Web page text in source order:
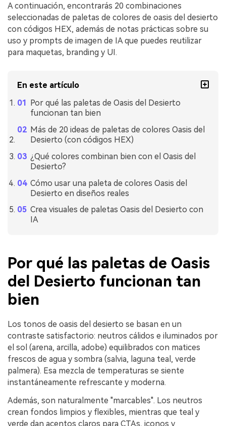
A continuación, encontrarás 20 combinaciones
seleccionadas de paletas de colores de oasis del desierto
con códigos HEX, además de notas prácticas sobre su
uso y prompts de imagen de IA que puedes reutilizar
para maquetas, branding y UI.
En este artículo
Por qué las paletas de Oasis del Desierto
funcionan tan bien
Más de 20 ideas de paletas de colores Oasis del
Desierto (con códigos HEX)
¿Qué colores combinan bien con el Oasis del
Desierto?
Cómo usar una paleta de colores Oasis del
Desierto en diseños reales
Crea visuales de paletas Oasis del Desierto con
IA
Por qué las paletas de Oasis
del Desierto funcionan tan
bien
Los tonos de oasis del desierto se basan en un
contraste satisfactorio: neutros cálidos e iluminados por
el sol (arena, arcilla, adobe) equilibrados con matices
frescos de agua y sombra (salvia, laguna teal, verde
palmera). Esa mezcla de temperaturas se siente
instantáneamente refrescante y moderna.
Además, son naturalmente "marcables". Los neutros
crean fondos limpios y flexibles, mientras que teal y
verde dan acentos claros para CTAs, iconos y